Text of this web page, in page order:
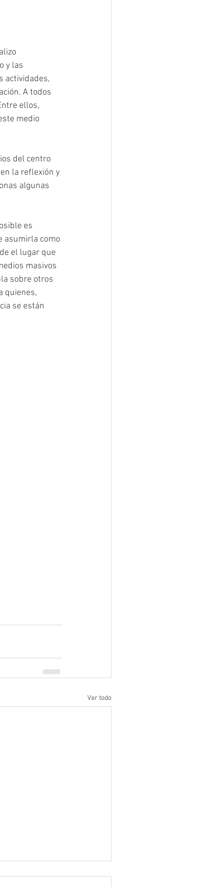
y las
actividades,
A todos
ellos,
medio
del centro
la reflexión y
algunas
es
asumirla como
el lugar que
masivos
sobre otros
quienes,
se están
Ver todo